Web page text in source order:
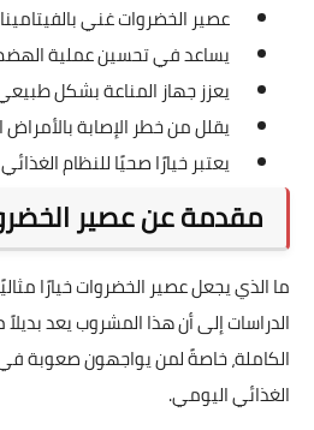
عصير الخضروات غني
يساعد في تحسين عملية
يعزز جهاز المناعة بشكل
يقلل من خطر الإصابة بالأمراض
يعتبر خيارًا صحيًا للنظام
مقدمة عن عصير
ما الذي يجعل عصير الخضروات خيارًا
الدراسات إلى أن هذا المشروب يعد بديلاً
الكاملة، خاصةً لمن يواجهون صعوبة
الغذائي اليومي.